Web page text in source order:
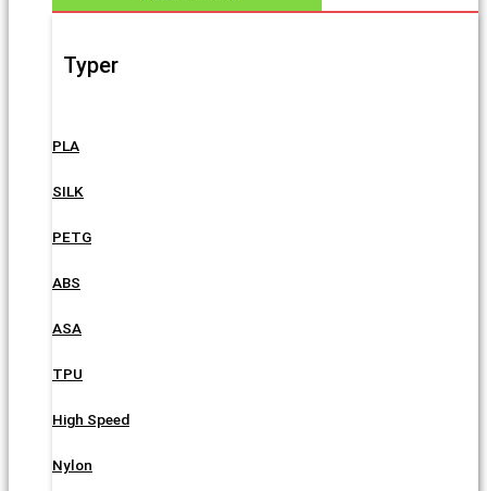
Typer
PLA
SILK
PETG
ABS
ASA
TPU
High Speed
Nylon